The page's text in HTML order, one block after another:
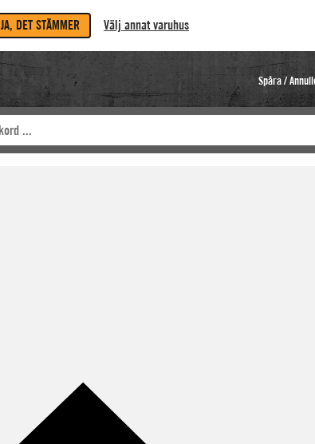
JA, DET STÄMMER Välj annat varuhus
Spåra /